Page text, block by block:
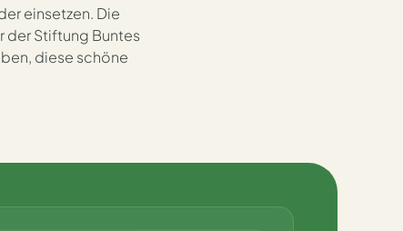
einsetzen. Die
der Stiftung Buntes
diese schöne